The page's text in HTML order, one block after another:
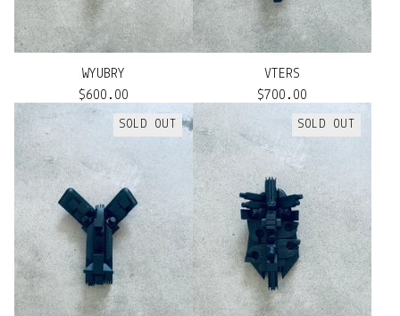
WYUBRY
$600.00
VTERS
$700.00
SOLD OUT SOLD OUT